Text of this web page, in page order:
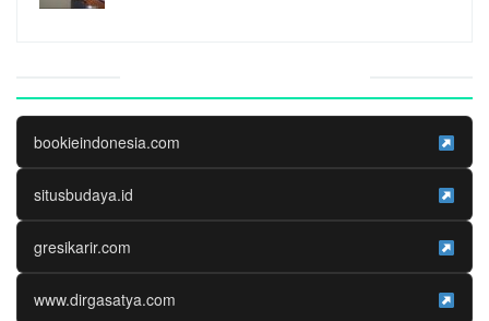
bookieindonesia.com
situsbudaya.id
gresikarir.com
www.dirgasatya.com